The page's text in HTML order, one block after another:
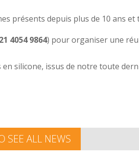
présents depuis plus de 10 ans
4054 9864) pour organiser une
silicone, issus de notre toute
SEE ALL NEWS